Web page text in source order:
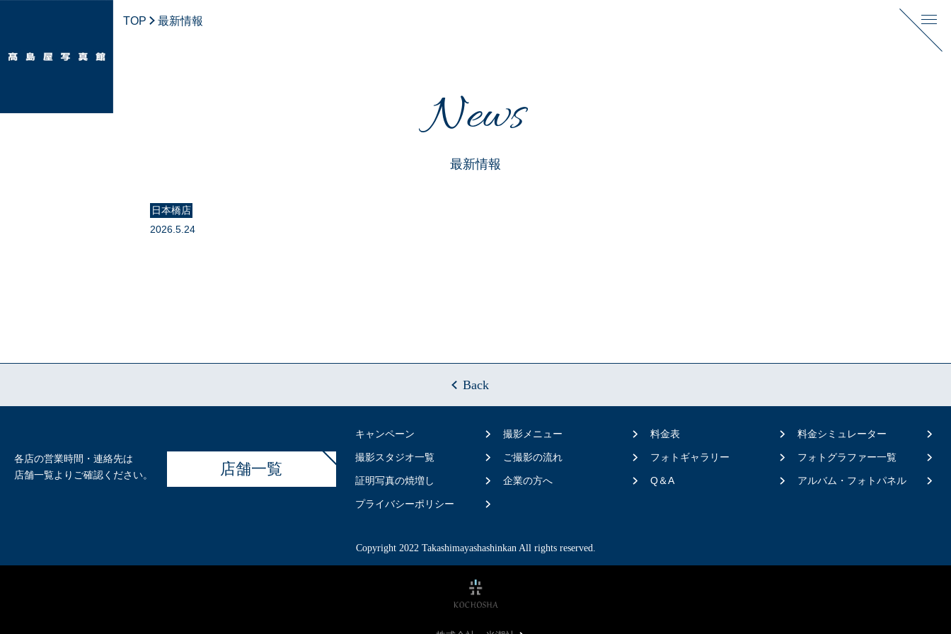
TOP 最新情報
News
最新情報
日本橋店
2026.5.24
Back
各店の営業時間・連絡先は
店舗一覧よりご確認ください。
店舗一覧
キャンペーン 撮影メニュー 料金表 料金シミュレーター
撮影スタジオ一覧 ご撮影の流れ フォトギャラリー フォトグラファー一覧
証明写真の焼増し 企業の方へ Q＆A アルバム・フォトパネル
プライバシーポリシー
Copyright 2022 Takashimayashashinkan All rights reserved.